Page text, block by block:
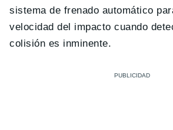
sistema de frenado automático
velocidad del impacto cuando
colisión es inminente.